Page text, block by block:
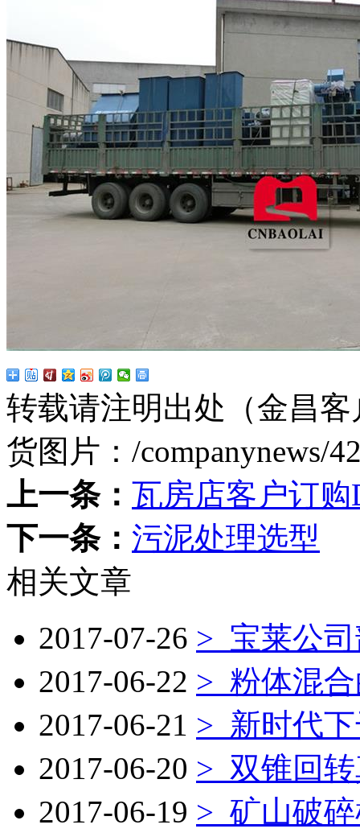
转载请注明出处（金昌
货图片： /companynews/
上一条： 瓦房店客户订
下一条： 污泥处理选型
相关文章
2017-07-26 > 宝莱公
2017-06-22 > 粉体混
2017-06-21 > 新时代
2017-06-20 > 双锥回
2017-06-19 > 矿山破